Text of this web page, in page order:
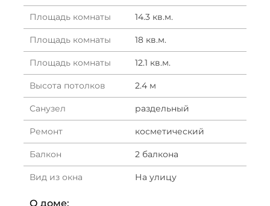
Площадь комнаты 14.3 кв.м.
Площадь комнаты 18 кв.м.
Площадь комнаты 12.1 кв.м.
Высота потолков 2.4 м
Санузел раздельный
Ремонт косметический
Балкон 2 балкона
Вид из окна На улицу
О доме: